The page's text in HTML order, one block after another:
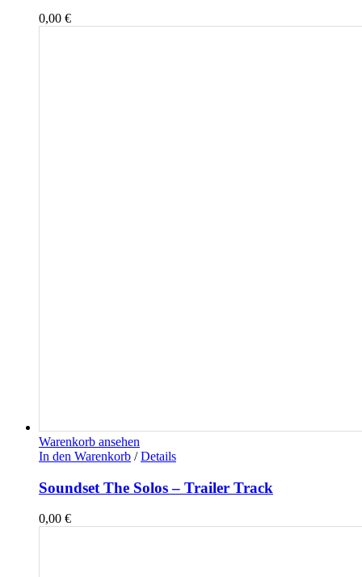
0,00 €
Warenkorb ansehen
In den Warenkorb / Details
Soundset The Solos – Trailer Track
0,00 €